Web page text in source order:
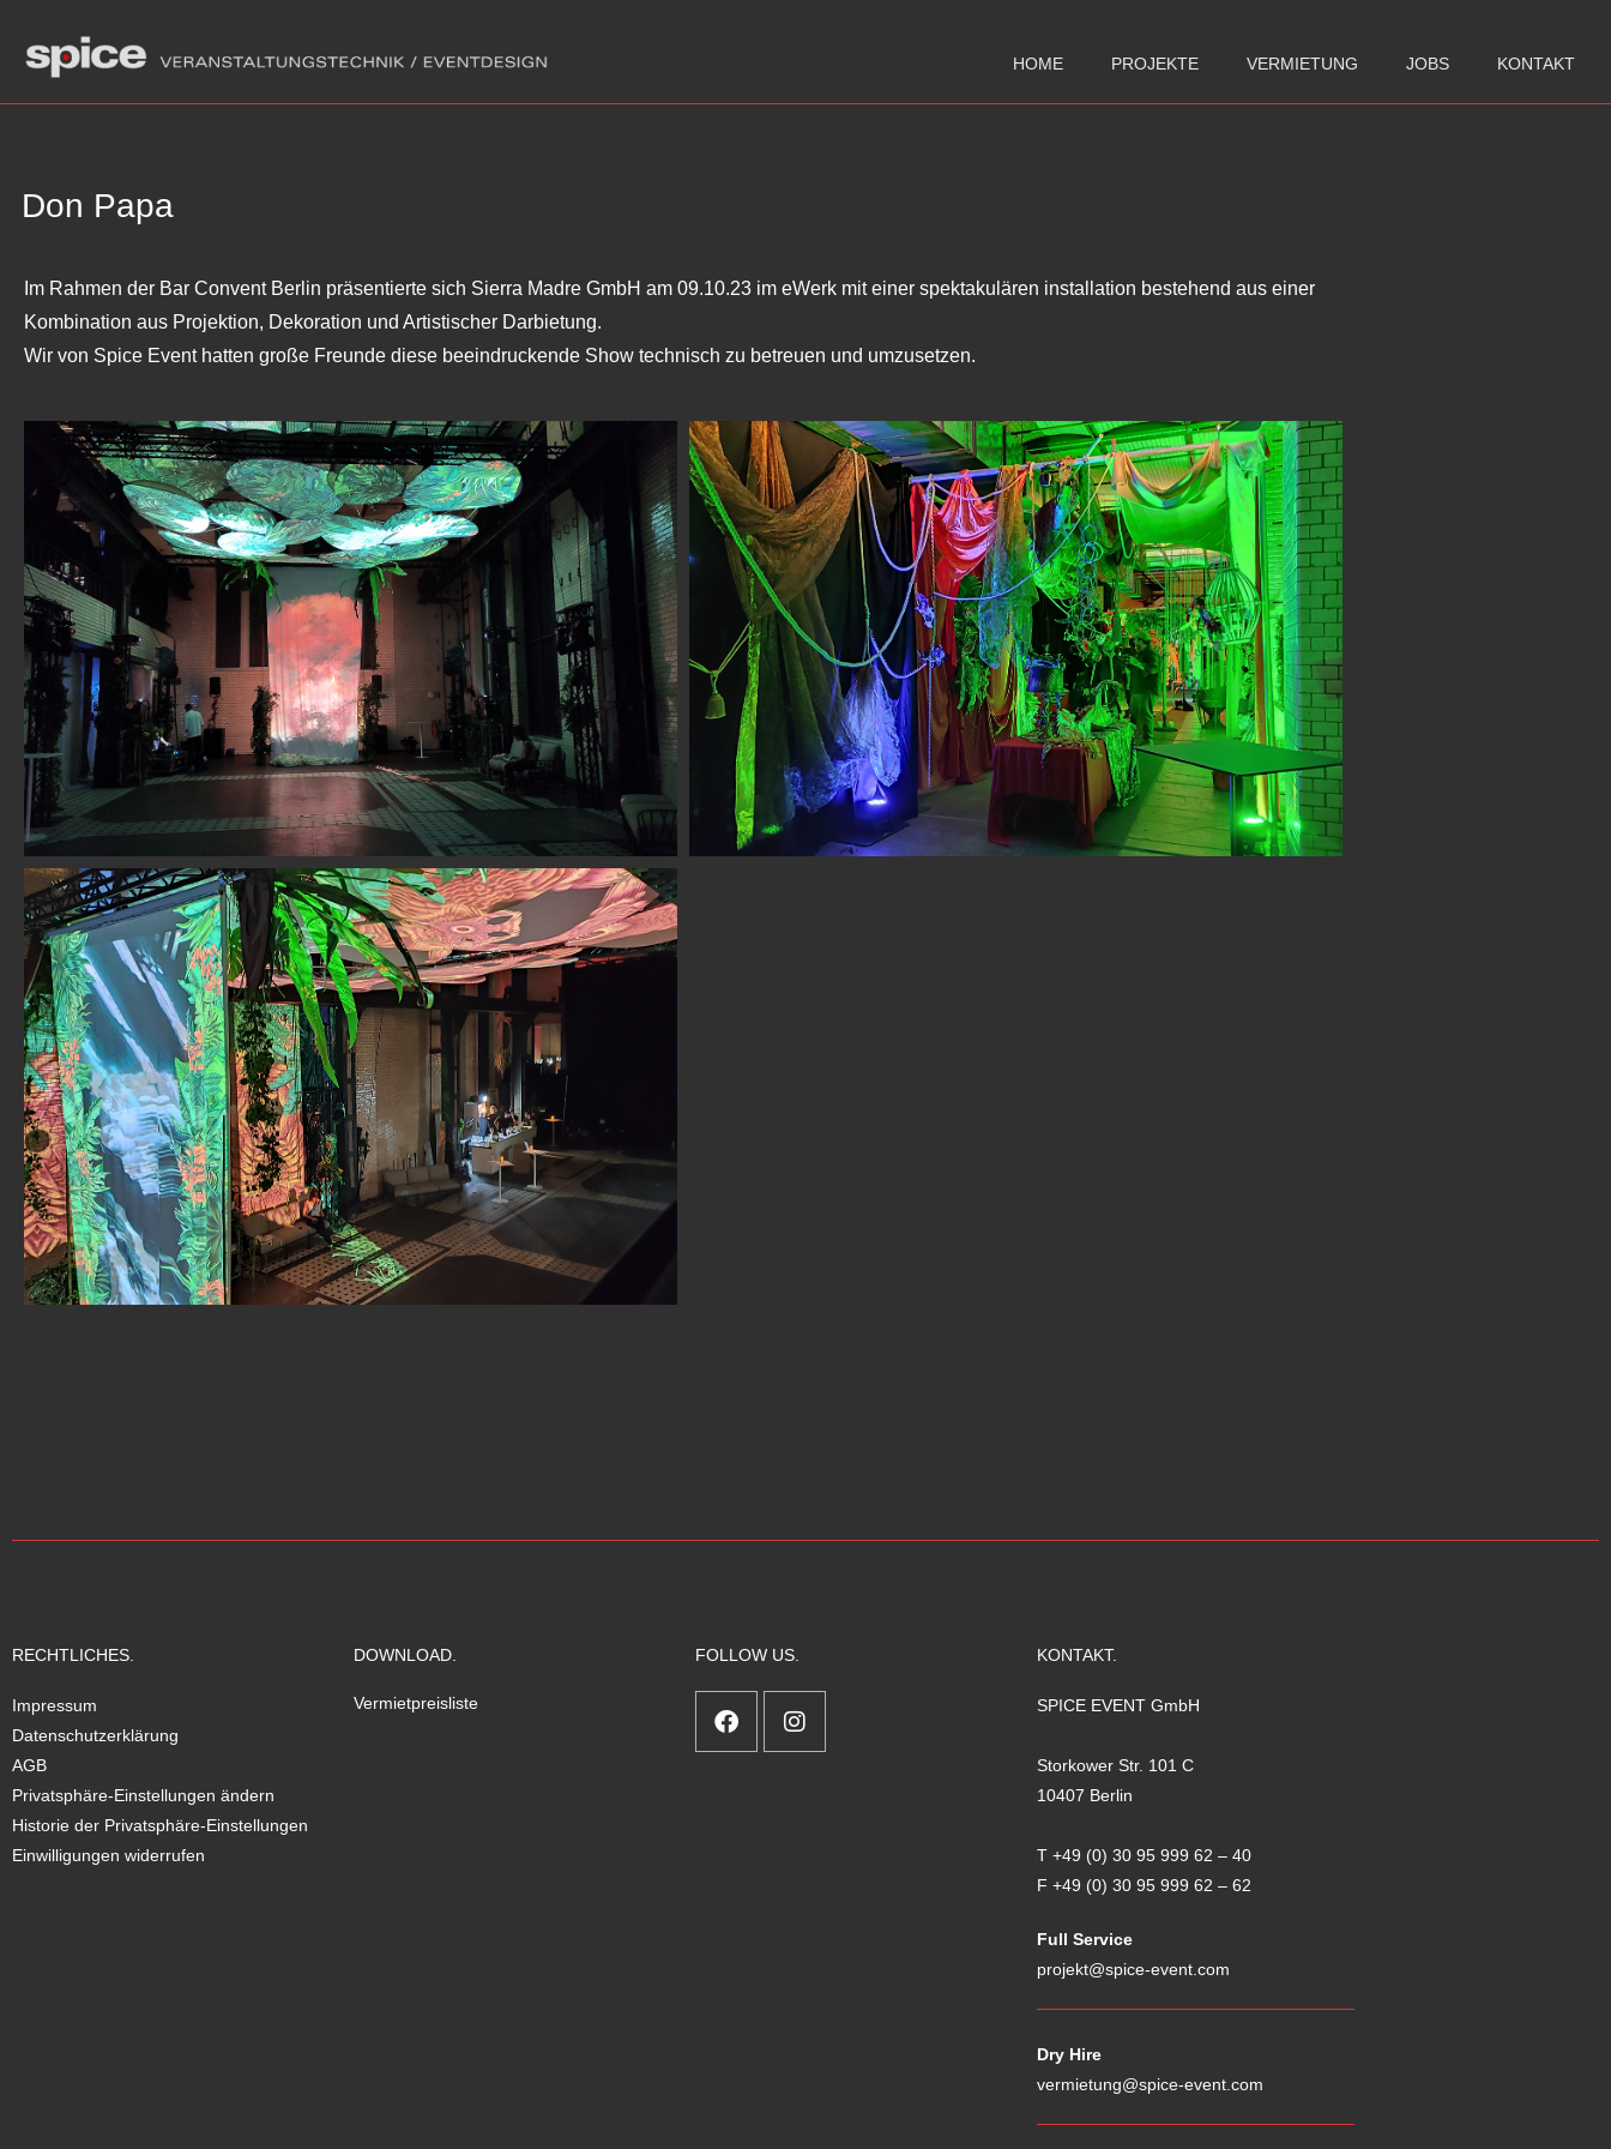
HOME PROJEKTE VERMIETUNG JOBS KONTAKT
Don Papa
Im Rahmen der Bar Convent Berlin präsentierte sich Sierra Madre GmbH am 09.10.23 im eWerk mit einer spektakulären installation bestehend aus einer
Kombination aus Projektion, Dekoration und Artistischer Darbietung.
Wir von Spice Event hatten große Freunde diese beeindruckende Show technisch zu betreuen und umzusetzen.
RECHTLICHES.
Impressum
Datenschutzerklärung
AGB
Privatsphäre-Einstellungen ändern
Historie der Privatsphäre-Einstellungen
Einwilligungen widerrufen
DOWNLOAD.
Vermietpreisliste
FOLLOW US. KONTAKT.
SPICE EVENT GmbH
Storkower Str. 101 C
10407 Berlin
T +49 (0) 30 95 999 62 – 40
F +49 (0) 30 95 999 62 – 62
Full Service
projekt@spice-event.com
Dry Hire
vermietung@spice-event.com